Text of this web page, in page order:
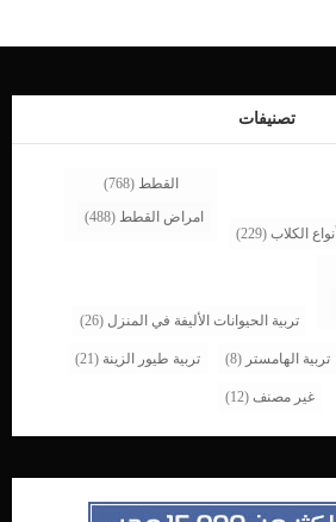
تصنيفات
أنواع الكلاب (229)
القطط (768)
امراض القطط (488)
تربية الحيوانات الأليفة في المنزل (26)
تربية الهامستر (8) تربية طيور الزينة (21)
غير مصنف (12)